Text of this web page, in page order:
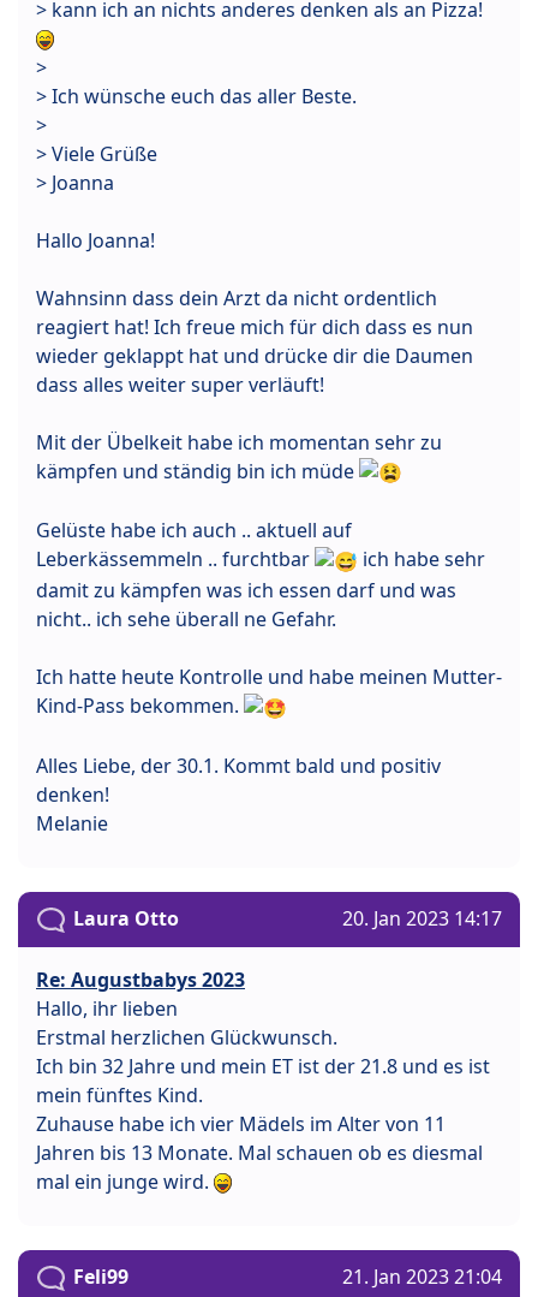
> kann ich an nichts anderes denken als an Pizza!
>
> Ich wünsche euch das aller Beste.
>
> Viele Grüße
> Joanna
Hallo Joanna!
Wahnsinn dass dein Arzt da nicht ordentlich
reagiert hat! Ich freue mich für dich dass es nun
wieder geklappt hat und drücke dir die Daumen
dass alles weiter super verläuft!
Mit der Übelkeit habe ich momentan sehr zu
kämpfen und ständig bin ich müde
Gelüste habe ich auch .. aktuell auf
Leberkässemmeln .. furchtbar
ich habe sehr
damit zu kämpfen was ich essen darf und was
nicht.. ich sehe überall ne Gefahr.
Ich hatte heute Kontrolle und habe meinen Mutter-
Kind-Pass bekommen.
Alles Liebe, der 30.1. Kommt bald und positiv
denken!
Melanie
Laura Otto 20. Jan 2023 14:17
Re: Augustbabys 2023
Hallo, ihr lieben
Erstmal herzlichen Glückwunsch.
Ich bin 32 Jahre und mein ET ist der 21.8 und es ist
mein fünftes Kind.
Zuhause habe ich vier Mädels im Alter von 11
Jahren bis 13 Monate. Mal schauen ob es diesmal
mal ein junge wird.
Feli99 21. Jan 2023 21:04